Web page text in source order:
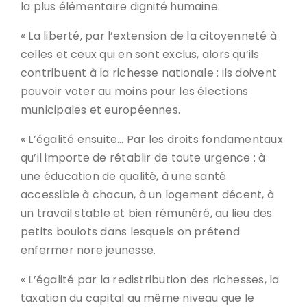
la plus élémentaire dignité humaine.
« La liberté, par l’extension de la citoyenneté à
celles et ceux qui en sont exclus, alors qu’ils
contribuent à la richesse nationale : ils doivent
pouvoir voter au moins pour les élections
municipales et européennes.
« L’égalité ensuite… Par les droits fondamentaux
qu’il importe de rétablir de toute urgence : à
une éducation de qualité, à une santé
accessible à chacun, à un logement décent, à
un travail stable et bien rémunéré, au lieu des
petits boulots dans lesquels on prétend
enfermer nore jeunesse.
« L’égalité par la redistribution des richesses, la
taxation du capital au même niveau que le